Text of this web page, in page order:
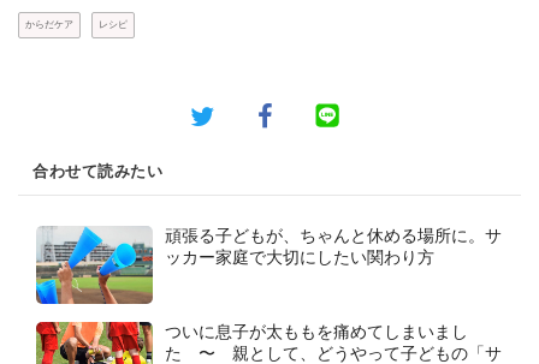
からだケア レシピ
合わせて読みたい
頑張る子どもが、ちゃんと休める場所に。サ
ッカー家庭で大切にしたい関わり方
ついに息子が太ももを痛めてしまいまし
た 〜 親として、どうやって子どもの「サ